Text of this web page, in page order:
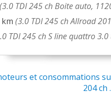
(3.0 TDI 245 ch Boite auto,
km(3.0 TDI 245 ch Allroad
TDI 245 ch S line quattro
et consommations
204 ch